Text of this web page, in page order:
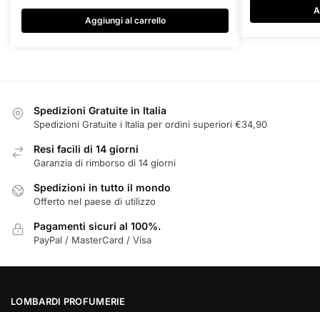
prezzo
originale
era:
prezzo
attuale
è:
Aggiungi al carrello
Spedizioni Gratuite in Italia
Spedizioni Gratuite i Italia per ordini superiori €34,90
Resi facili di 14 giorni
Garanzia di rimborso di 14 giorni
Spedizioni in tutto il mondo
Offerto nel paese di utilizzo
Pagamenti sicuri al 100%.
PayPal / MasterCard / Visa
LOMBARDI PROFUMERIE